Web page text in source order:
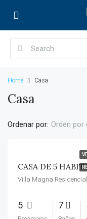
Home Casa
Casa
Ordenar por: Orden
5 7